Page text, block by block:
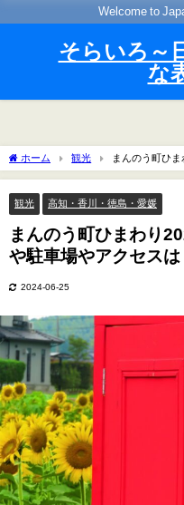
Welcome to
そらいろ～
な
ホーム 観光
まんのう町ひ
クセスは？
観光 高知・香川・徳島・愛媛
まんのう町ひまわり
や駐車場やアクセスは
2024-06-25